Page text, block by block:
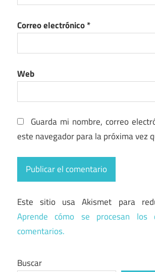
Correo electrónico*
Web
Guarda mi nombre, correo
este navegador para la próxima vez
Este sitio usa Akismet para
Aprende cómo se procesan
comentarios.
Buscar